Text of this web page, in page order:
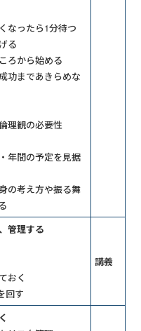
なったら1分待つ
る
ろから始める
功まであきらめな
理観の必要性
年間の予定を見据
の考え方や振る舞
管理する
おく
回す
講義